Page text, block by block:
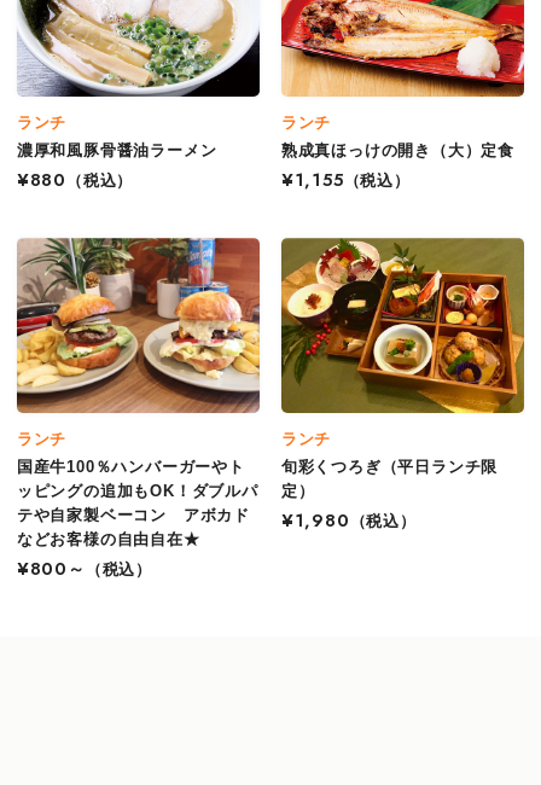
ランチ
濃厚和風豚骨醤油ラーメン
¥880
（税込）
ランチ
熟成真ほっけの開き（大）定食
¥1,155 （税込）
ランチ
国産牛100％ハンバーガーやト
ッピングの追加もOK！ダブルパ
テや自家製ベーコン アボカド
などお客様の自由自在★
¥800～
（税込）
ランチ
旬彩くつろぎ（平日ランチ限
定）
¥1,980
（税込）